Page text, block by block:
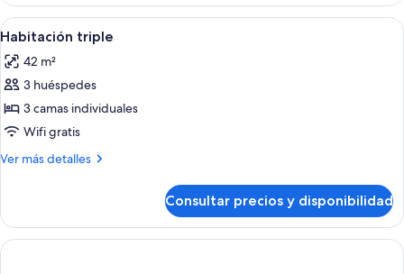
Abrir
todas
las
fotos
de
Habitación
triple
Habitación de hotel con dos camas,
5
Habitación triple
42 m²
3 huéspedes
3 camas individuales
Wifi gratis
Ver más detalles
Más
triple
Consultar precios y disponibilidad